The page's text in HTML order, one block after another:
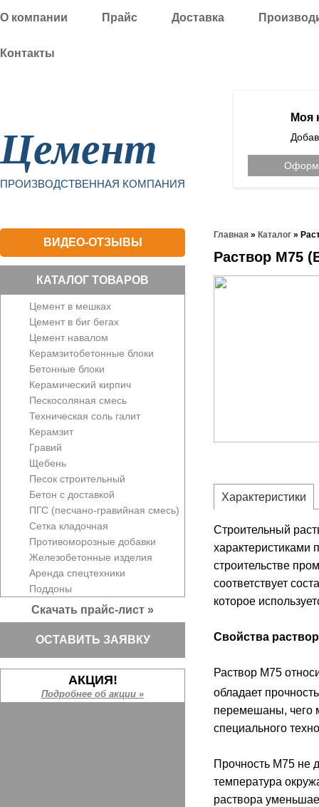
О компании Прайс Доставка
Контакты
Цемент
ПРОИЗВОДСТВЕННАЯ КОМПАНИЯ
Моя
ВИДЕО-ОТЗЫВЫ
КАТАЛОГ ТОВАРОВ
Цемент в мешках
Цемент в биг бегах
Цемент навалом
Керамзитобетонные блоки
Бетонные блоки
Керамический кирпич
Пескосоляная смесь
Техническая соль галит
Керамзит
Гравий
Щебень
Песок строительный
Бетон с доставкой
ПГС (песчано-гравийная смесь)
Сетка кладочная
Противоморозные добавки
Железобетонные изделия
Аренда спецтехники
Поддоны
Скачать прайс-лист »
ОСТАВИТЬ ЗАЯВКУ
АКЦИЯ!
Подробнее об акции »
Главная » Каталог »
Раствор М75
Характеристики
Строительный
характеристиками
строительстве
соответствует
которое
Свойства
Раствор М75
обладает
перемешаны, чего
специального
Прочность М75 не
температура
раствора